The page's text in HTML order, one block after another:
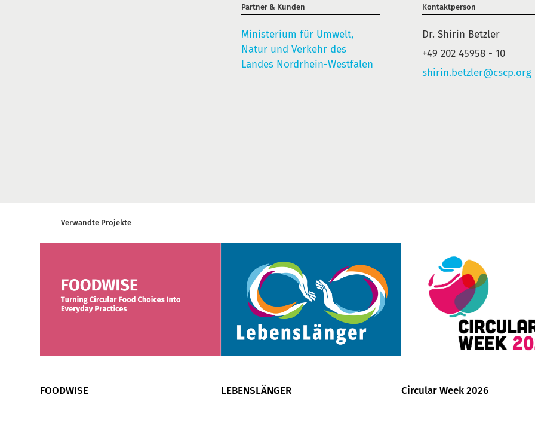
Partner & Kunden
Ministerium für Umwelt,
Natur und Verkehr des
Landes Nordrhein-Westfalen
Kontaktperson
Dr. Shirin Betzler
+49 202 45958 - 10
shirin.betzler@cscp.org
Verwandte Projekte
FOODWISE LEBENSLÄNGER Circular Week 2026